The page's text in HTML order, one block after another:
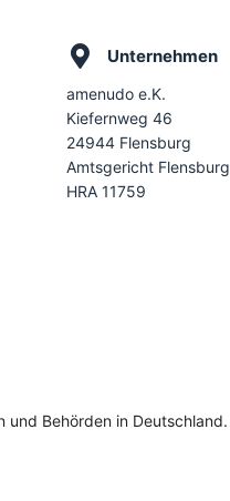
Unternehmen
amenudo e.K.
Kiefernweg 46
24944 Flensburg
Amtsgericht Flensburg
HRA 11759
Behörden in Deutschland.